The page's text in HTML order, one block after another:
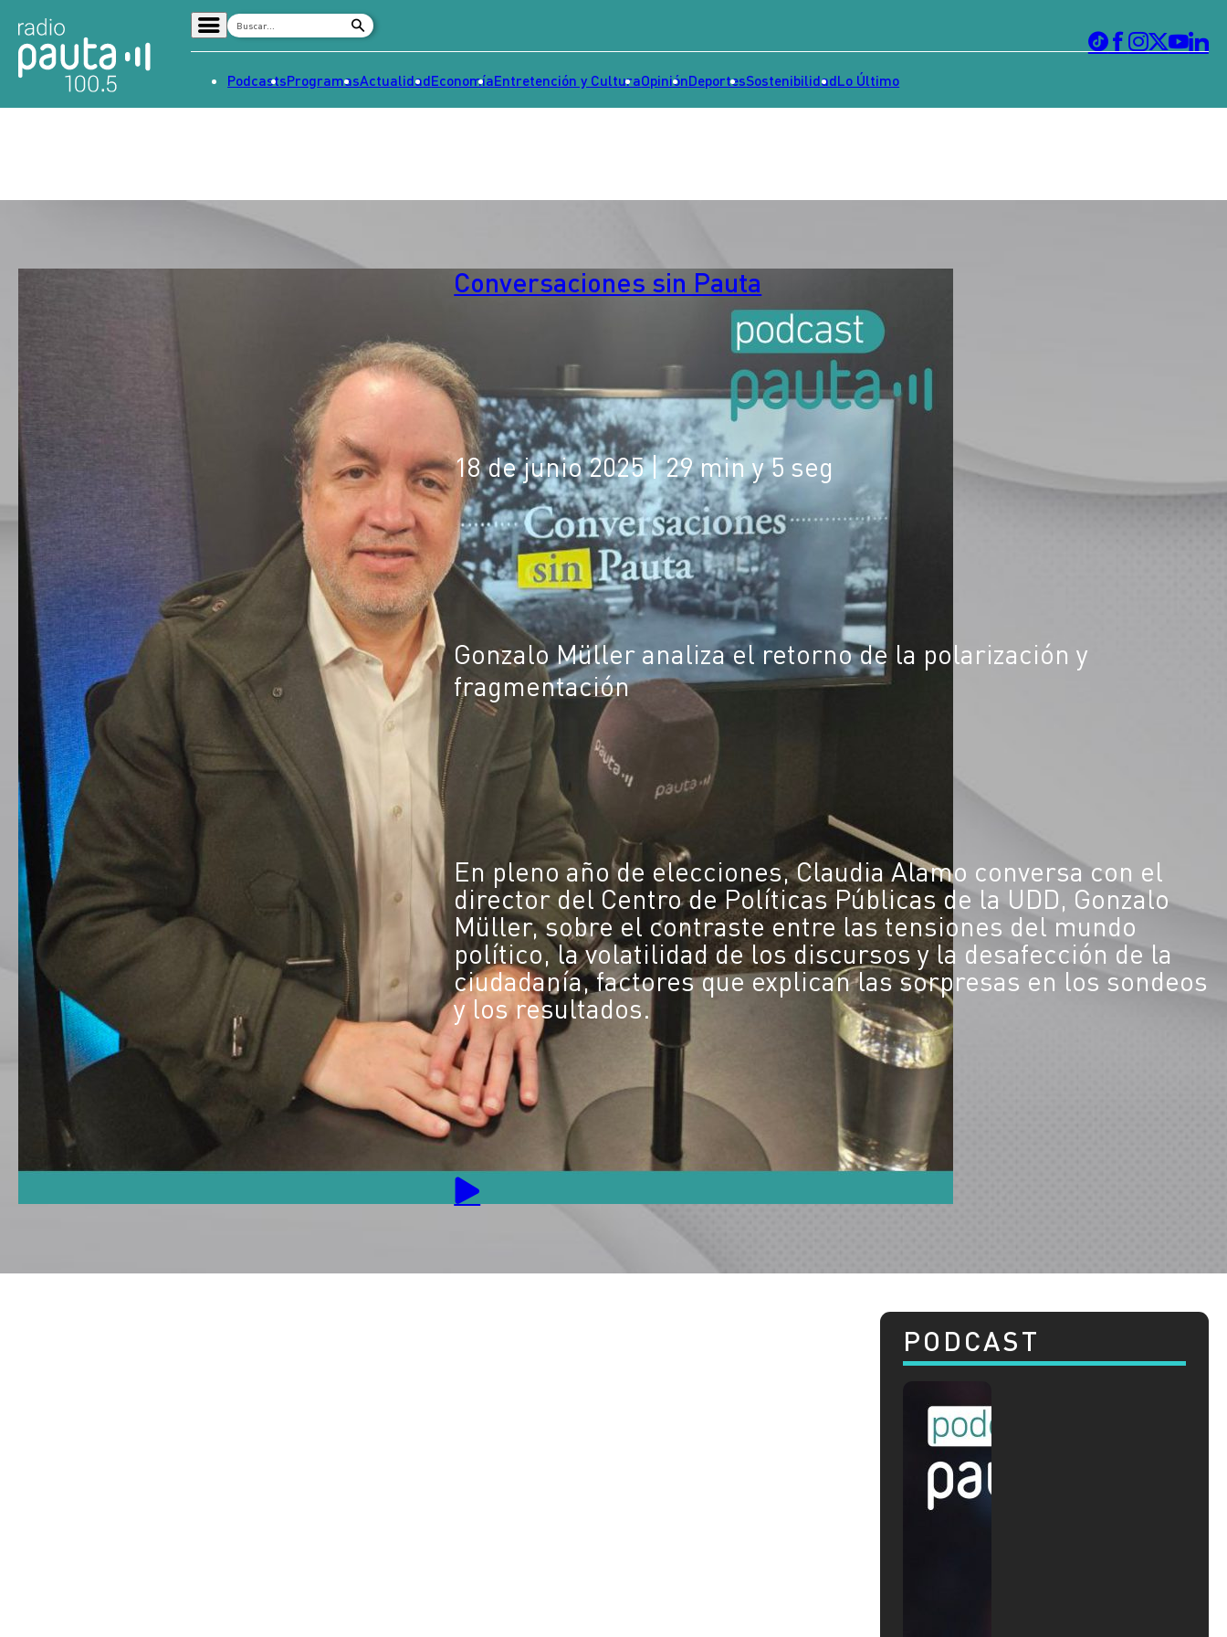
Señal 2
PodcastsProgramasActualidadEconomíaEntretención y CulturaOpiniónDeportesSostenibilidadLo Último
Conversaciones sin Pauta
18 de junio 2025| 29 min y 5 seg
Gonzalo Müller analiza el retorno de la polarización y
fragmentación
En pleno año de elecciones, Claudia Alamo conversa con el
director del Centro de Políticas Públicas de la UDD, Gonzalo
Müller, sobre el contraste entre las tensiones del mundo
político, la volatilidad de los discursos y la desafección de la
ciudadanía, factores que explican las sorpresas en los sondeos
y los resultados.
PODCAST